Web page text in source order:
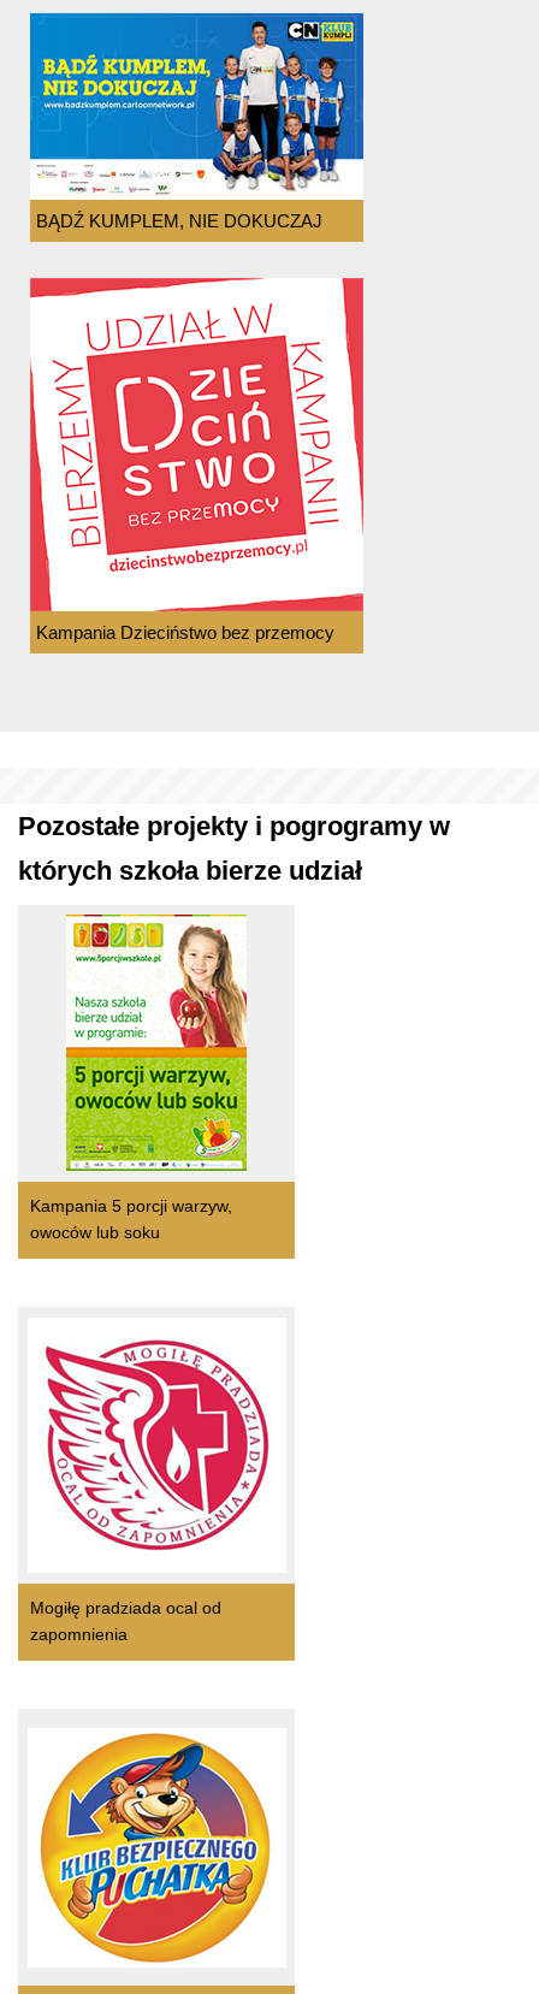
BĄDŹ KUMPLEM, NIE DOKUCZAJ
Kampania Dzieciństwo bez przemocy
Pozostałe projekty i pogrogramy w
których szkoła bierze udział
Kampania 5 porcji warzyw,
owoców lub soku
Mogiłę pradziada ocal od
zapomnienia